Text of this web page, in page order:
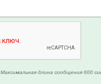
Максимальная длина сообщения 600